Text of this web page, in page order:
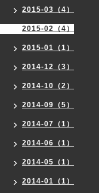
2015-03（4）
2015-02（4）
2015-01（1）
2014-12（3）
2014-10（2）
2014-09（5）
2014-07（1）
2014-06（1）
2014-05（1）
2014-01（1）